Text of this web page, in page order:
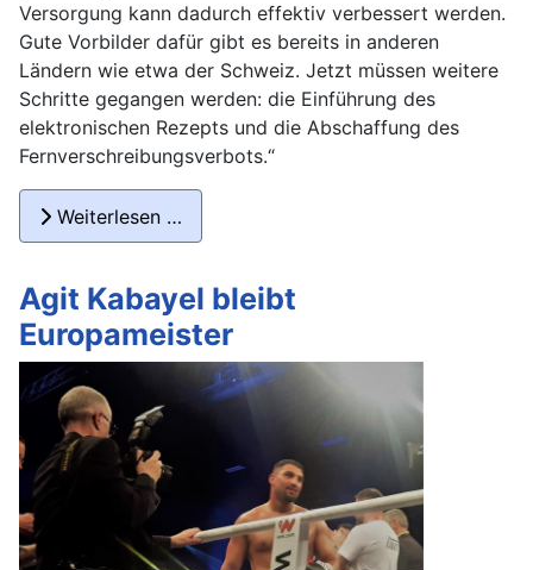
Versorgung kann dadurch effektiv verbessert werden.
Gute Vorbilder dafür gibt es bereits in anderen
Ländern wie etwa der Schweiz. Jetzt müssen weitere
Schritte gegangen werden: die Einführung des
elektronischen Rezepts und die Abschaffung des
Fernverschreibungsverbots.“
Weiterlesen …
Agit Kabayel bleibt
Europameister